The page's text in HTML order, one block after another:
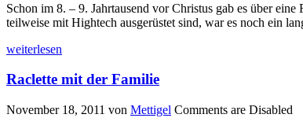
Schon im 8. – 9. Jahrtausend vor Christus gab es über
teilweise mit Hightech ausgerüstet sind, war es noch ein
weiterlesen
Raclette mit der Familie
November 18, 2011 von Mettigel Comments are Disabled